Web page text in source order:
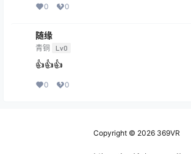
0 0
随缘
青铜 Lv0
👍👍👍
0 0
Copyright © 2026 369VR